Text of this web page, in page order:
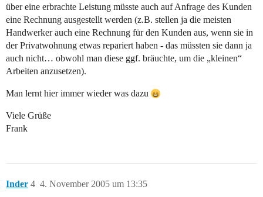
über eine erbrachte Leistung müsste auch auf Anfrage des Kunden
eine Rechnung ausgestellt werden (z.B. stellen ja die meisten
Handwerker auch eine Rechnung für den Kunden aus, wenn sie in
der Privatwohnung etwas repariert haben - das müssten sie dann ja
auch nicht… obwohl man diese ggf. bräuchte, um die „kleinen“
Arbeiten anzusetzen).
Man lernt hier immer wieder was dazu
Viele Grüße
Frank
Inder 4. November 2005 um 13:35
4